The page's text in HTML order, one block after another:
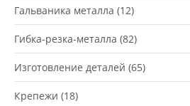
Гальваника металла (12)
Гибка-резка-металла (82)
Изготовление деталей (65)
Крепежи (18)